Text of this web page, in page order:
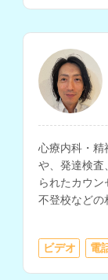
心療内科・精
や、発達検査
られたカウ
不登校などの
ールカウン
ビデオ 電